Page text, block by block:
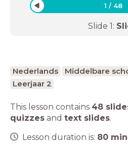
1 / 48
Slide 1:
Nederlands Middelbare
Leerjaar 2
This lesson contains 48
quizzes and text slides.
Lesson duration is: 80 min